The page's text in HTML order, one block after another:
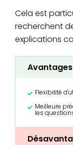
Cela est
recherchent
explications
Avantages
Flexibilité
Meilleure
les